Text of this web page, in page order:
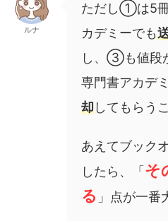
ルナ
ただし①は5冊
カデミーでも
し、③も値段
専門書アカデ
却してもらう
あえてブック
したら、「 そ
る 」点が一番